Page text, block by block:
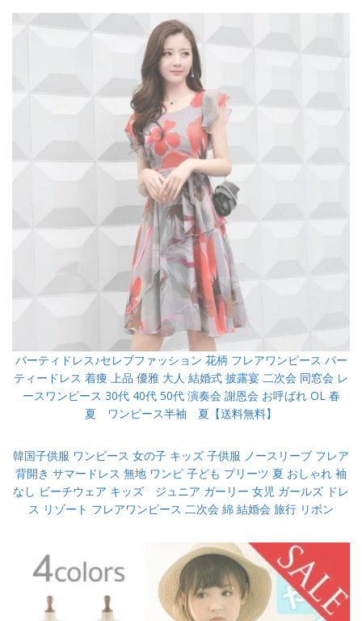
パーティドレス♪セレブファッション 花柄 フレアワンピース パー
ティードレス 着痩 上品 優雅 大人 結婚式 披露宴 二次会 同窓会 レ
ースワンピース 30代 40代 50代 演奏会 謝恩会 お呼ばれ OL 春
夏 ワンピース半袖 夏【送料無料】
韓国子供服 ワンピース 女の子 キッズ 子供服 ノースリーブ フレア
背開き サマードレス 無地 ワンピ 子ども プリーツ 夏 おしゃれ 袖
なし ビーチウェア キッズ ジュニア ガーリー 女児 ガールズ ドレ
ス リゾート フレアワンピース 二次会 綿 結婚会 旅行 リボン